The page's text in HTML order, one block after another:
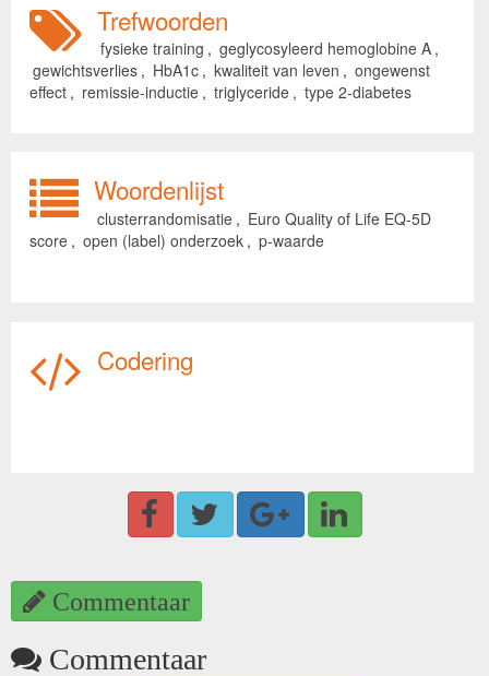
Trefwoorden
fysieke training , geglycosyleerd hemoglobine A ,
gewichtsverlies , HbA1c , kwaliteit van leven , ongewenst
effect , remissie-inductie , triglyceride , type 2-diabetes
Woordenlijst
clusterrandomisatie , Euro Quality of Life EQ-5D
score , open (label) onderzoek , p-waarde
Codering
Commentaar
Commentaar